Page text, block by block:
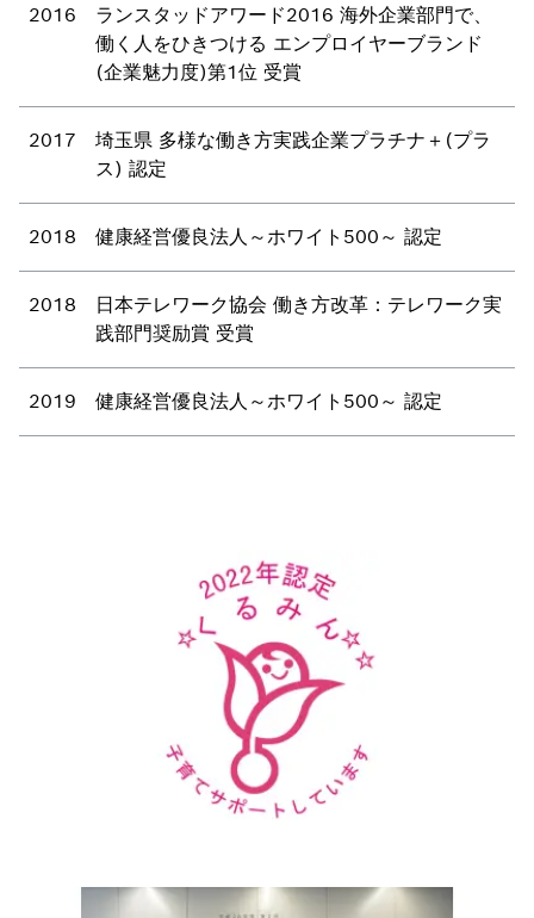
2016
ランスタッドアワード2016 海外企業部門で、
働く人をひきつける エンプロイヤーブランド
(企業魅力度)第1位 受賞
2017
埼玉県 多様な働き方実践企業プラチナ＋(プラ
ス) 認定
2018 健康経営優良法人～ホワイト500～ 認定
2018
日本テレワーク協会 働き方改革：テレワーク実
践部門奨励賞 受賞
2019 健康経営優良法人～ホワイト500～ 認定